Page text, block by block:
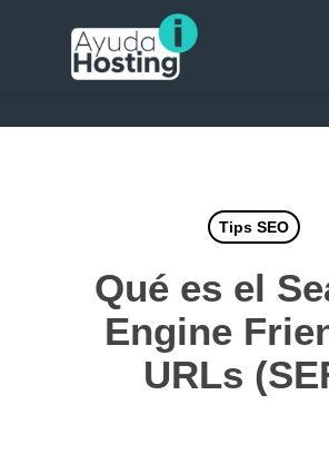
Tips SEO
Qué es el
Engine
URLs